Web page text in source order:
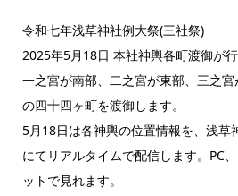
令和七年浅草神社例大祭(三社祭)
2025年5月18日 本社神輿各町渡御が行
一之宮が南部、二之宮が東部、三之
の四十四ヶ町を渡御します。
5月18日は各神輿の位置情報を、浅草
にてリアルタイムで配信します。PC
ットで見れます。